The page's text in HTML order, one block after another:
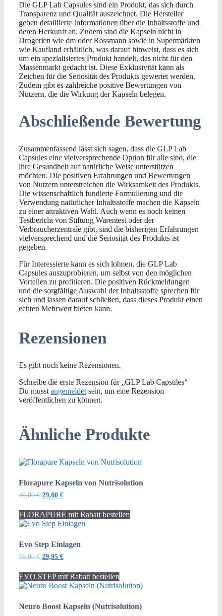
Die GLP Lab Capsules sind ein Produkt, das sich durch
Transparenz und Qualität auszeichnet. Die Hersteller
geben detaillierte Informationen über die Inhaltsstoffe und
deren Herkunft an. Zudem sind die Kapseln nicht in
Drogerien wie dm oder Rossmann sowie in Supermärkten
wie Kaufland erhältlich, was darauf hinweist, dass es sich
um ein spezialisiertes Produkt handelt, das nicht für den
Massenmarkt gedacht ist. Diese Exklusivität kann als
Zeichen für die Seriosität des Produkts gewertet werden.
Zudem gibt es zahlreiche positive Bewertungen von
Nutzern, die die Wirkung der Kapseln belegen.
Abschließende Bewertung
Zusammenfassend lässt sich sagen, dass die GLP Lab
Capsules eine vielversprechende Option für alle sind, die
ihre Gesundheit auf natürliche Weise unterstützen
möchten. Die positiven Erfahrungen und Bewertungen
von Nutzern unterstreichen die Wirksamkeit des Produkts.
Die wissenschaftlich fundierte Formulierung und die
Verwendung natürlicher Inhaltsstoffe machen die Kapseln
zu einer attraktiven Wahl. Auch wenn es noch keinen
Testbericht von Stiftung Warentest oder der
Verbraucherzentrale gibt, sind die bisherigen Erfahrungen
vielversprechend und die Seriosität des Produkts ist
gegeben.
Für Interessierte kann es sich lohnen, die GLP Lab
Capsules auszuprobieren, um selbst von den möglichen
Vorteilen zu profitieren. Die positiven Rückmeldungen
und die sorgfältige Auswahl der Inhaltsstoffe sprechen für
sich und lassen darauf schließen, dass dieses Produkt einen
echten Mehrwert bieten kann.
Rezensionen
Es gibt noch keine Rezensionen.
Schreibe die erste Rezension für „GLP Lab Capsules“
Du musst angemeldet sein, um eine Rezension
veröffentlichen zu können.
Ähnliche Produkte
Florapure Kapseln von Nutrisolution
49,00€ Ursprünglicher
war:
49,00 €
29,00 €Aktueller
ist:
29,00 €.
FLORAPURE mit Rabatt bestellen
Evo Step Einlagen
59,00€ Ursprünglicher
war:
59,00 €
29,95 €Aktueller
ist:
29,95 €.
EVO STEP mit Rabatt bestellen
Neuro Boost Kapseln (Nutrisolution)